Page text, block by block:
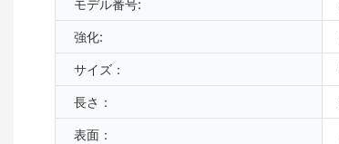
モデル番号:
強化:
サイズ：
長さ：
表面：